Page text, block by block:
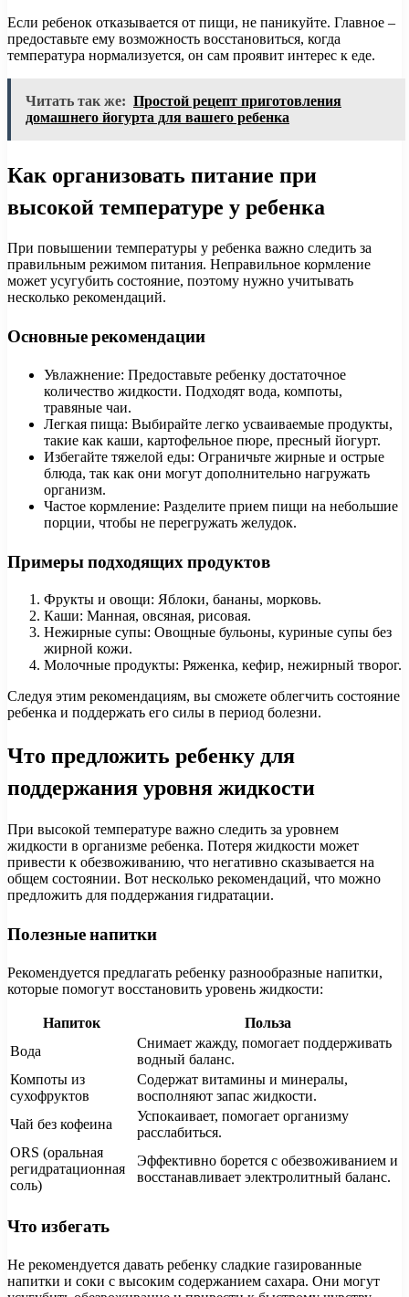
Если ребенок отказывается от пищи, не паникуйте. Главное –
предоставьте ему возможность восстановиться, когда
температура нормализуется, он сам проявит интерес к еде.
Читать так же: Простой рецепт приготовления
домашнего йогурта для вашего ребенка
Как организовать питание при
высокой температуре у ребенка
При повышении температуры у ребенка важно следить за
правильным режимом питания. Неправильное кормление
может усугубить состояние, поэтому нужно учитывать
несколько рекомендаций.
Основные рекомендации
Увлажнение: Предоставьте ребенку достаточное
количество жидкости. Подходят вода, компоты,
травяные чаи.
Легкая пища: Выбирайте легко усваиваемые продукты,
такие как каши, картофельное пюре, пресный йогурт.
Избегайте тяжелой еды: Ограничьте жирные и острые
блюда, так как они могут дополнительно нагружать
организм.
Частое кормление: Разделите прием пищи на небольшие
порции, чтобы не перегружать желудок.
Примеры подходящих продуктов
Фрукты и овощи: Яблоки, бананы, морковь.
Каши: Манная, овсяная, рисовая.
Нежирные супы: Овощные бульоны, куриные супы без
жирной кожи.
Молочные продукты: Ряженка, кефир, нежирный творог.
Следуя этим рекомендациям, вы сможете облегчить состояние
ребенка и поддержать его силы в период болезни.
Что предложить ребенку для
поддержания уровня жидкости
При высокой температуре важно следить за уровнем
жидкости в организме ребенка. Потеря жидкости может
привести к обезвоживанию, что негативно сказывается на
общем состоянии. Вот несколько рекомендаций, что можно
предложить для поддержания гидратации.
Полезные напитки
Рекомендуется предлагать ребенку разнообразные напитки,
которые помогут восстановить уровень жидкости:
Напиток
Польза
Вода
Снимает жажду, помогает поддерживать
водный баланс.
Компоты из
сухофруктов
Содержат витамины и минералы,
восполняют запас жидкости.
Чай без кофеина
Успокаивает, помогает организму
расслабиться.
ORS (оральная
регидратационная
соль)
Эффективно борется с обезвоживанием и
восстанавливает электролитный баланс.
Что избегать
Не рекомендуется давать ребенку сладкие газированные
напитки и соки с высоким содержанием сахара. Они могут